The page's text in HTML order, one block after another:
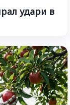
удари в